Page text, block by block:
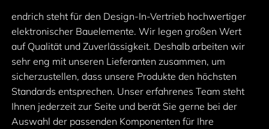
endrich steht für den Design-In-Vertrieb hochwertiger
elektronischer Bauelemente. Wir legen großen Wert
auf Qualität und Zuverlässigkeit. Deshalb arbeiten wir
sehr eng mit unseren Lieferanten zusammen, um
sicherzustellen, dass unsere Produkte den höchsten
Standards entsprechen. Unser erfahrenes Team steht
Ihnen jederzeit zur Seite und berät Sie gerne bei der
Auswahl der passenden Komponenten für Ihre